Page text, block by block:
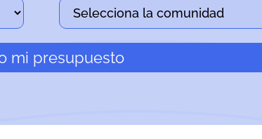
mi presupuesto